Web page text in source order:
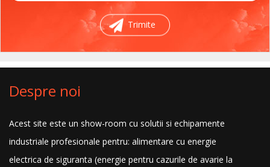
Trimite
Despre noi
Acest site este un show-room cu solutii si echipamente
industriale profesionale pentru: alimentare cu energie
electrica de siguranta (energie pentru cazurile de avarie la